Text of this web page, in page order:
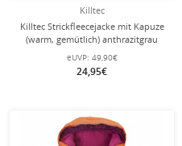
Killtec
Killtec Strickfleecejacke mit Kapuze
(warm, gemütlich) anthrazitgrau
Kinder
eUVP: 49,90€
24,95€